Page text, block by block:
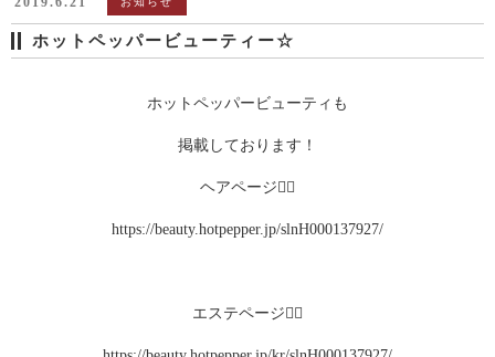
ホットペッパービューティー☆
ホットペッパービューティも
掲載しております！
ヘアページ💇‍♀️
https://beauty.hotpepper.jp/slnH000137927/
エステページ💆‍♀️